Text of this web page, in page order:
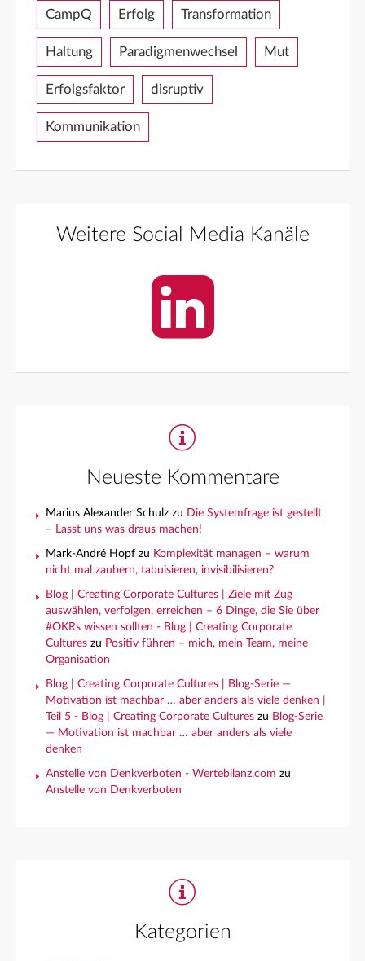
CampQ Erfolg Transformation
Haltung Paradigmenwechsel Mut
Erfolgsfaktor disruptiv
Kommunikation
Weitere Social Media Kanäle
Neueste Kommentare
Marius Alexander Schulz zu Die Systemfrage ist gestellt
– Lasst uns was draus machen!
Mark-André Hopf zu Komplexität managen – warum
nicht mal zaubern, tabuisieren, invisibilisieren?
Blog | Creating Corporate Cultures | Ziele mit Zug
auswählen, verfolgen, erreichen – 6 Dinge, die Sie über
#OKRs wissen sollten - Blog | Creating Corporate
Cultures zu Positiv führen – mich, mein Team, meine
Organisation
Blog | Creating Corporate Cultures | Blog-Serie —
Motivation ist machbar … aber anders als viele denken |
Teil 5 - Blog | Creating Corporate Cultures zu Blog-Serie
— Motivation ist machbar … aber anders als viele
denken
Anstelle von Denkverboten - Wertebilanz.com zu
Anstelle von Denkverboten
Kategorien